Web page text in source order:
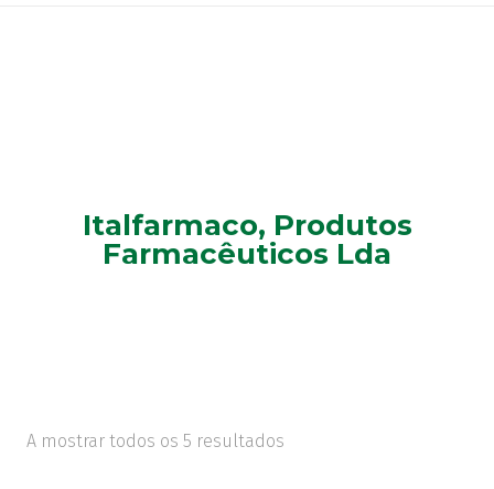
Italfarmaco, Produtos
Farmacêuticos Lda
A mostrar todos os 5 resultados